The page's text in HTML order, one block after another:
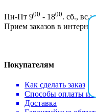
Пн-Пт 900 - 1800. сб., вс.:
Прием заказов в интернет
Покупателям
Как сделать заказ
Способы оплаты и
Доставка